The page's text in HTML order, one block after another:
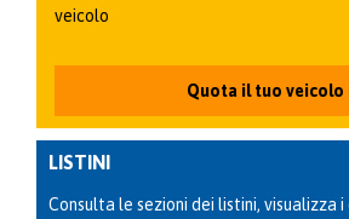
veicolo
Quota il tuo veicolo
LISTINI
Consulta le sezioni dei listini, visualizza